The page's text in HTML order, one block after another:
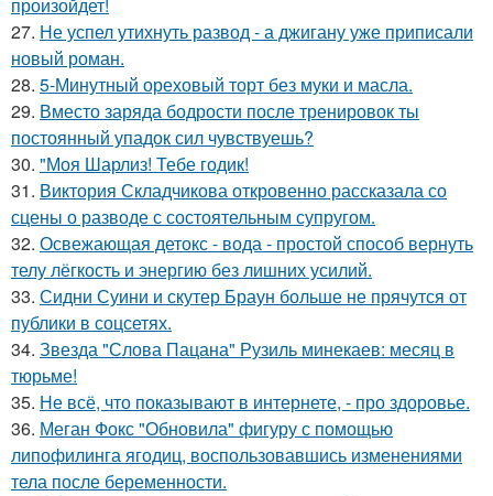
27. Не успел утихнуть развод - а джигану уже приписали
новый роман.
28. 5-Минутный ореховый торт без муки и масла.
29. Вместо заряда бодрости после тренировок ты
постоянный упадок сил чувствуешь?
30. "Моя Шарлиз! Тебе годик!
31. Виктория Складчикова откровенно рассказала со
сцены о разводе с состоятельным супругом.
32. Освежающая детокс - вода - простой способ вернуть
телу лёгкость и энергию без лишних усилий.
33. Сидни Суини и скутер Браун больше не прячутся от
публики в соцсетях.
34. Звезда "Слова Пацана" Рузиль минекаев: месяц в
тюрьме!
35. Не всё, что показывают в интернете, - про здоровье.
36. Меган Фокс "Обновила" фигуру с помощью
липофилинга ягодиц, воспользовавшись изменениями
тела после беременности.